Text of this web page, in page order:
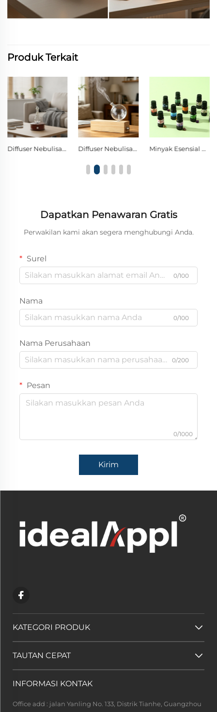
Produk Terkait
Diffuser Nebulisasi Kaca Kayu dengan Pengaturan Tombol Tunggal dan Lampu Malam Dekoratif LED Hangat Diffuser Nebulisasi Tanpa Air dari Kayu Solid Alami dan Kaca Borosilikat dengan Tombol Pengatur Logam, Diffuser Aromaterapi Kabut Dingin Minyak Esensial Murni Minyak Esensial Ekstrak Tumbuhan Murni, Hadiah Wangi Mewah yang Tahan Lama untuk Relaksasi & Perawatan Diri
Dapatkan Penawaran Gratis
Perwakilan kami akan segera menghubungi Anda.
Surel
0/100
Nama
0/100
Nama Perusahaan
0/200
Pesan
0/1000
Kirim
KATEGORI PRODUK
TAUTAN CEPAT
INFORMASI KONTAK
Office add : jalan Yanling No. 133, Distrik Tianhe, Guangzhou